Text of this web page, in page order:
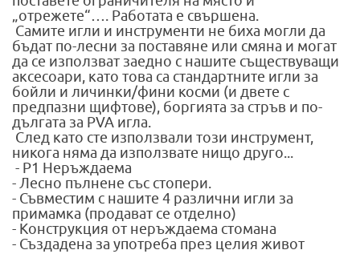
„отрежете“…. Работата е свършена.
Самите игли и инструменти не биха могли да
бъдат по-лесни за поставяне или смяна и могат
да се използват заедно с нашите съществуващи
аксесоари, като това са стандартните игли за
бойли и личинки/фини косми (и двете с
предпазни щифтове), боргията за стръв и по-
дългата за PVA игла.
След като сте използвали този инструмент,
никога няма да използвате нищо друго...
- P1 Неръждаемa
- Лесно пълнене със стопери.
- Съвместим с нашите 4 различни игли за
примамка (продават се отделно)
- Конструкция от неръждаема стомана
- Създадена за употреба през целия живот